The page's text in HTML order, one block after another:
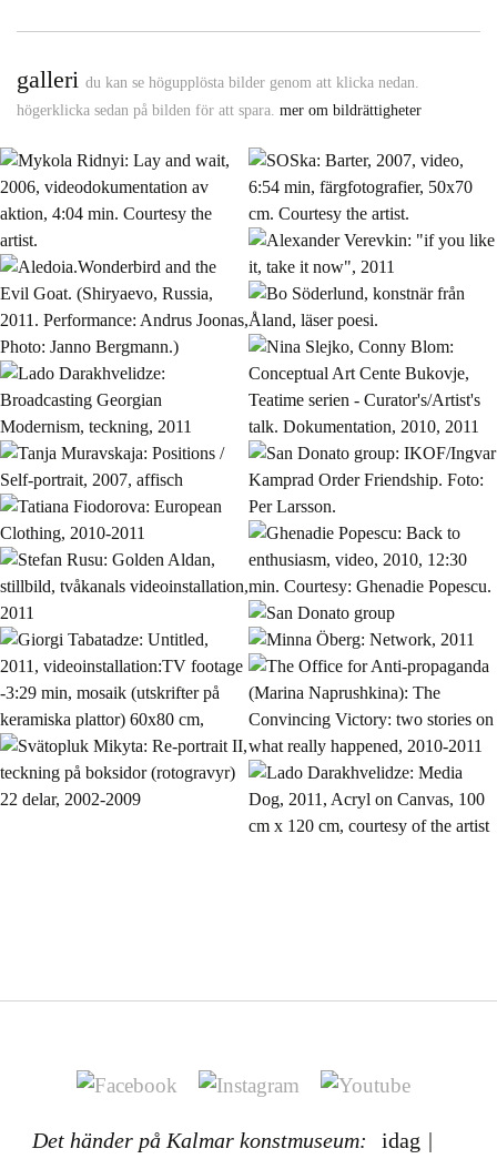
galleri du kan se högupplösta bilder genom att klicka nedan.
högerklicka sedan på bilden för att spara. mer om bildrättigheter
Det händer på Kalmar konstmuseum: idag |